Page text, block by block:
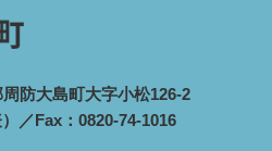
防大島町大字小松126-2
／Fax：0820-74-1016